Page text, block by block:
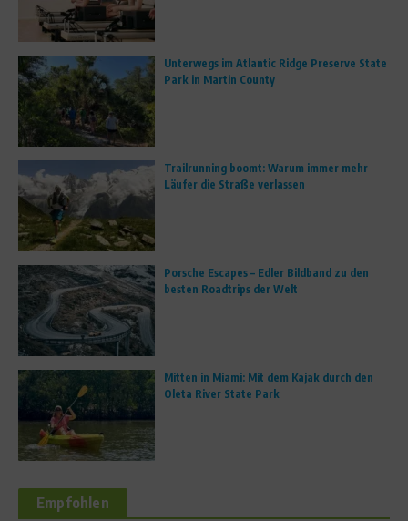
Unterwegs im Atlantic Ridge Preserve State
Park in Martin County
Trailrunning boomt: Warum immer mehr
Läufer die Straße verlassen
Porsche Escapes – Edler Bildband zu den
besten Roadtrips der Welt
Mitten in Miami: Mit dem Kajak durch den
Oleta River State Park
Empfohlen